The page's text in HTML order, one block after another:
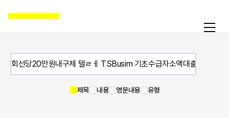
제목 내용 영문내용 유형